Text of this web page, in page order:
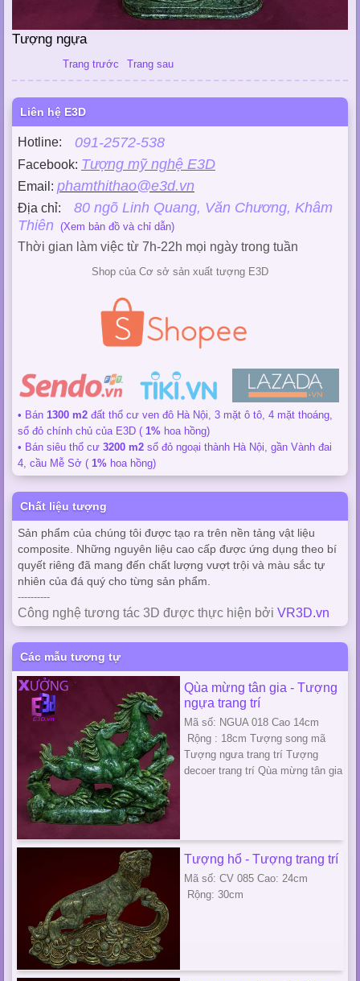
Tượng ngựa
Trang trước Trang sau
Liên hệ E3D
Hotline: 091-2572-538
Facebook: Tượng mỹ nghệ E3D
Email: phamthithao@e3d.vn
Địa chỉ: 80 ngõ Linh Quang, Văn Chương, Khâm
Thiên (Xem bản đồ và chỉ dẫn)
Thời gian làm việc từ 7h-22h mọi ngày trong tuần
Shop của Cơ sở sản xuất tượng E3D
• Bán 1300 m2 đất thổ cư ven đô Hà Nội, 3 mặt ô tô, 4 mặt thoáng,
sổ đỏ chính chủ của E3D ( 1% hoa hồng)
• Bán siêu thổ cư 3200 m2 sổ đỏ ngoại thành Hà Nội, gần Vành đai
4, cầu Mễ Sở ( 1% hoa hồng)
Chất liệu tượng
Sản phẩm của chúng tôi được tạo ra trên nền tảng vật liệu
composite. Những nguyên liệu cao cấp được ứng dụng theo bí
quyết riêng đã mang đến chất lượng vượt trội và màu sắc tự
nhiên của đá quý cho từng sản phẩm.
----------
Công nghệ tương tác 3D được thực hiện bởi VR3D.vn
Các mẫu tương tự
Qùa mừng tân gia - Tượng
ngựa trang trí
Mã số: NGUA 018 Cao 14cm
Rộng : 18cm Tượng song mã
Tượng ngưa trang trí Tượng
decoer trang trí Qùa mừng tân gia
Tượng hổ - Tượng trang trí
Mã số: CV 085 Cao: 24cm
Rộng: 30cm